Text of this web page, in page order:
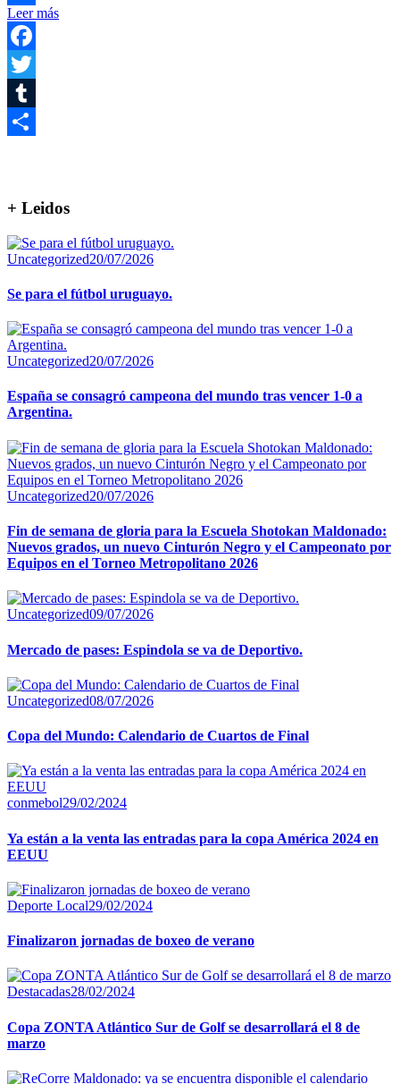
Compartir
Leer más
Facebook
Twitter
Tumblr
+ Leidos
Uncategorized20/07/2026
Se para el fútbol uruguayo.
Uncategorized20/07/2026
España se consagró campeona del mundo tras vencer 1-0 a
Argentina.
Uncategorized20/07/2026
Fin de semana de gloria para la Escuela Shotokan Maldonado:
Nuevos grados, un nuevo Cinturón Negro y el Campeonato por
Equipos en el Torneo Metropolitano 2026
Uncategorized09/07/2026
Mercado de pases: Espindola se va de Deportivo.
Uncategorized08/07/2026
Copa del Mundo: Calendario de Cuartos de Final
conmebol29/02/2024
Ya están a la venta las entradas para la copa América 2024 en
EEUU
Deporte Local29/02/2024
Finalizaron jornadas de boxeo de verano
Destacadas28/02/2024
Copa ZONTA Atlántico Sur de Golf se desarrollará el 8 de
marzo